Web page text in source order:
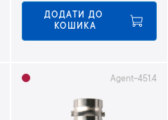
ДОДАТИ ДО
КОШИКА
Agent-451.4